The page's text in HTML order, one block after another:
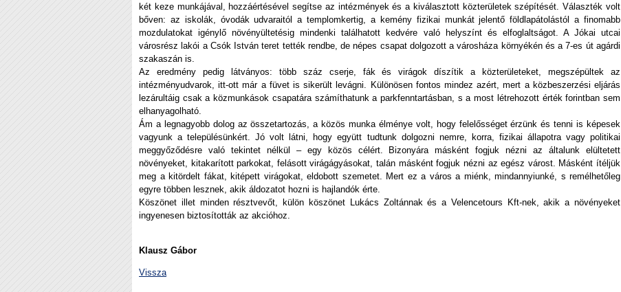
két keze munkájával, hozzáértésével segítse az intézmények és a kiválasztott közterületek szépítését. Választék volt
bőven: az iskolák, óvodák udvaraitól a templomkertig, a kemény fizikai munkát jelentő földlapátolástól a finomabb
mozdulatokat igénylő növényültetésig mindenki találhatott kedvére való helyszínt és elfoglaltságot. A Jókai utcai
városrész lakói a Csók István teret tették rendbe, de népes csapat dolgozott a városháza környékén és a 7-es út agárdi
szakaszán is.
Az eredmény pedig látványos: több száz cserje, fák és virágok díszítik a közterületeket, megszépültek az
intézményudvarok, itt-ott már a füvet is sikerült levágni. Különösen fontos mindez azért, mert a közbeszerzési eljárás
lezárultáig csak a közmunkások csapatára számíthatunk a parkfenntartásban, s a most létrehozott érték forintban sem
elhanyagolható.
Ám a legnagyobb dolog az összetartozás, a közös munka élménye volt, hogy felelősséget érzünk és tenni is képesek
vagyunk a településünkért. Jó volt látni, hogy együtt tudtunk dolgozni nemre, korra, fizikai állapotra vagy politikai
meggyőződésre való tekintet nélkül – egy közös célért. Bizonyára másként fogjuk nézni az általunk elültetett
növényeket, kitakarított parkokat, felásott virágágyásokat, talán másként fogjuk nézni az egész várost. Másként ítéljük
meg a kitördelt fákat, kitépett virágokat, eldobott szemetet. Mert ez a város a miénk, mindannyiunké, s remélhetőleg
egyre többen lesznek, akik áldozatot hozni is hajlandók érte.
Köszönet illet minden résztvevőt, külön köszönet Lukács Zoltánnak és a Velencetours Kft-nek, akik a növényeket
ingyenesen biztosították az akcióhoz.
Klausz Gábor
Vissza